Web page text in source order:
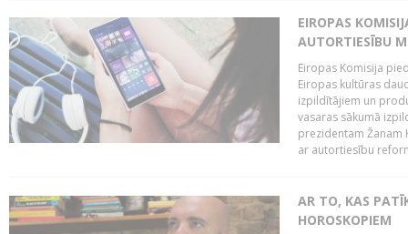
EIROPAS
AUTORTIESĪBU
Eiropas Komisija
Eiropas kultūras
izpildītājiem un
vasaras sākumā
prezidentam Žanam
ar autortiesību
AR TO, KAS
HOROSKOPIEM